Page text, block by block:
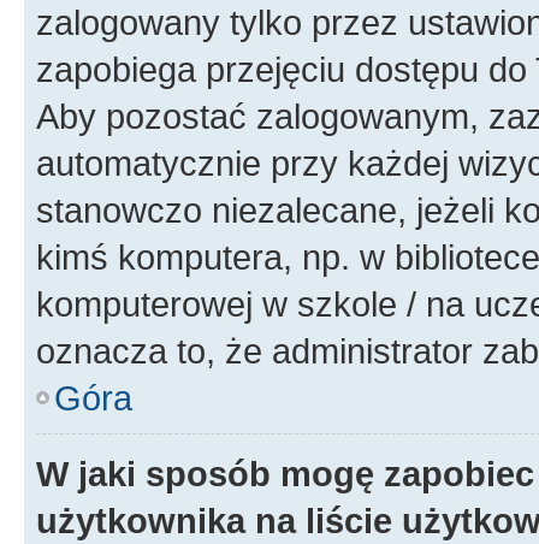
zalogowany tylko przez
zapobiega przejęciu dostępu
Aby pozostać zalogowanym,
automatycznie przy każdej
stanowczo niezalecane, jeżeli
kimś komputera, np. w
komputerowej w szkole / na
oznacza to, że administrator
Góra
W jaki sposób mogę
użytkownika na liście